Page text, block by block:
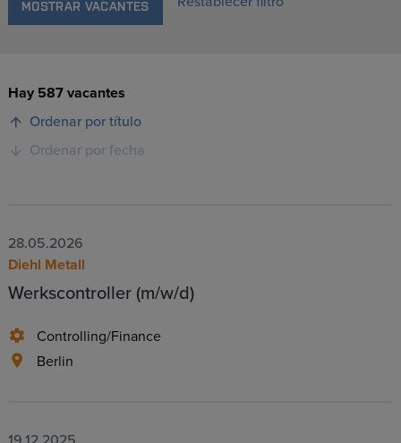
MOSTRAR VACANTES
Hay 587 vacantes
Ordenar por título
Ordenar por fecha
28.05.2026
Diehl Metall
Werkscontroller (m/w/d)
Controlling/Finance
Berlin